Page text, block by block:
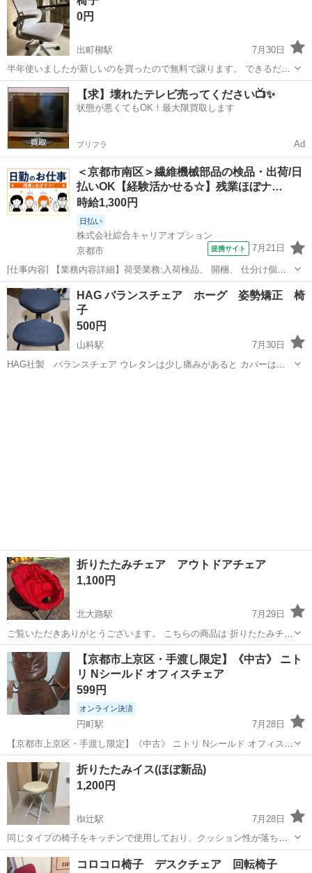
0円
出町柳駅
7月30日
半年使いましたが新しいのを買ったので無料で譲ります。 できるだけ
早く受け取ってくれるとありがたいです。
京都 京都市 出町柳駅 椅子 無料
【求】壊れたテレビ売ってください📺✨
状態が悪くてもOK！最大限買取します
プリフラ Ad
＜京都市南区＞繊維機械部品の検品・出荷/日
払いOK【経験活かせる☆】残業ほぼナ…
時給1,300円
日払い
株式会社綜合キャリアオプション
京都市
提携サイト 7月21日
[仕事内容] 【業務内容詳細】荷受業務:入荷検品、 開梱、 仕分け個装
検査業務:計量、 計測出荷業務:個装、 梱包、 発送【取扱製品情報】繊
維機械 。＋お仕事探しはコンシェルスタッフにおまかせ＋。 あなたの
お仕事探しをし...
京都 京都市 仕分け
HAG バランスチェア ホーグ 姿勢矯正 椅
子
500円
山科駅
7月30日
HAG社製 バランスチェア ウレタンは少し痛みがあると カバーは最
折りたたみチェア アウトドアチェア
1,100円
北大路駅
7月29日
ご覧いただきありがとうございます。 こちらの商品は 折りたたみチェ
ア アウトドアチェア になります！ ノーブランド 折りたたみ式 カラ
ー レッド ●配達について 京都市内であれば+3,000円で配達致しま
す。 ...
京都 京都市 北大路駅 椅子 アウトドア
【京都市上京区・手渡し限定】《中古》 ニト
リ Nシールド オフィスチェア
599円
オンライン決済
円町駅
7月28日
【京都市上京区・手渡し限定】《中古》 ニトリ Nシールド オフィスチ
ェア ビジネスチェア ワークチェア ダイニングチェア ダークブラウン
新品価格：約15,000円 数年使用しており、汚れや傷がある状態です。
2...
京都 京都市 円町駅 椅子
折りたたみイス(ほぼ新品)
1,200円
椥辻駅
7月28日
同じタイプの椅子をキッチンで使用しており、クッション性が落ちて
きたので買い替えようと購入しましたが、 布地よりビニール生地の方
が個人的に良かったので、出品致します。 試し座りをしたのみで、ほ
京都 京都市 椅子
コロコロ椅子 デスクチェア 回転椅子